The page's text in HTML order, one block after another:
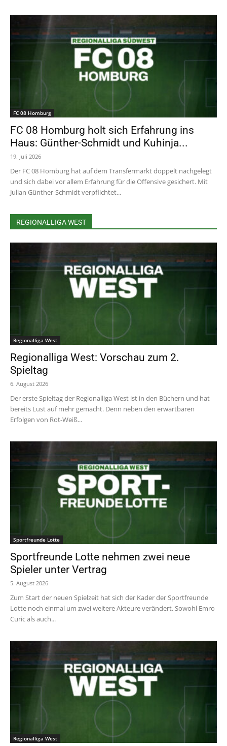
FC 08 Homburg
FC 08 Homburg holt sich Erfahrung ins
Haus: Günther-Schmidt und Kuhinja...
19. Juli 2026
Der FC 08 Homburg hat auf dem Transfermarkt doppelt nachgelegt
und sich dabei vor allem Erfahrung für die Offensive gesichert. Mit
Julian Günther-Schmidt verpflichtet...
REGIONALLIGA WEST
Regionalliga West
Regionalliga West: Vorschau zum 2.
Spieltag
6. August 2026
Der erste Spieltag der Regionalliga West ist in den Büchern und hat
bereits Lust auf mehr gemacht. Denn neben den erwartbaren
Erfolgen von Rot-Weiß...
Sportfreunde Lotte
Sportfreunde Lotte nehmen zwei neue
Spieler unter Vertrag
5. August 2026
Zum Start der neuen Spielzeit hat sich der Kader der Sportfreunde
Lotte noch einmal um zwei weitere Akteure verändert. Sowohl Emro
Curic als auch...
Regionalliga West